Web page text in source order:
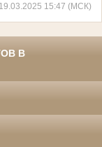
15:47 (МСК)
В